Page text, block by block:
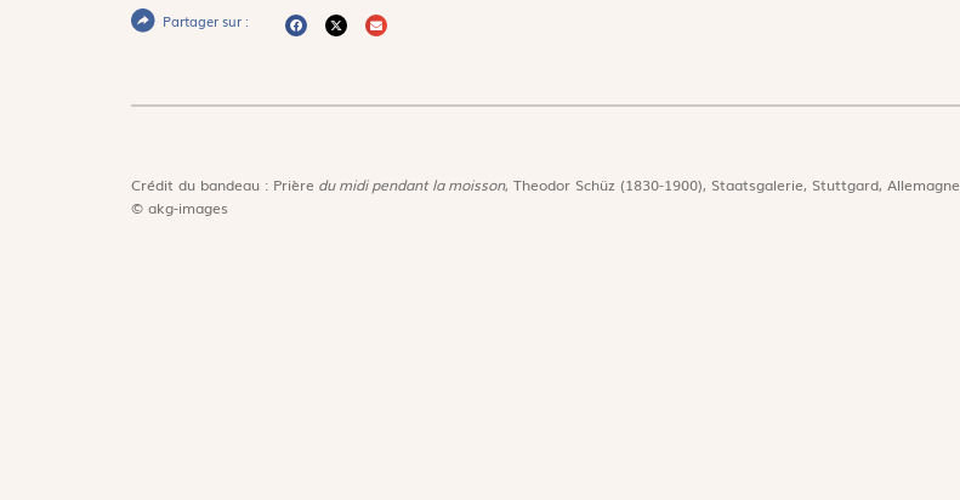
Partager sur :
Crédit du bandeau : Prière du midi pendant la moisson, Theodor Schüz (1830-1900), Staatsgalerie, Stuttgard, Allemagne
© akg-images